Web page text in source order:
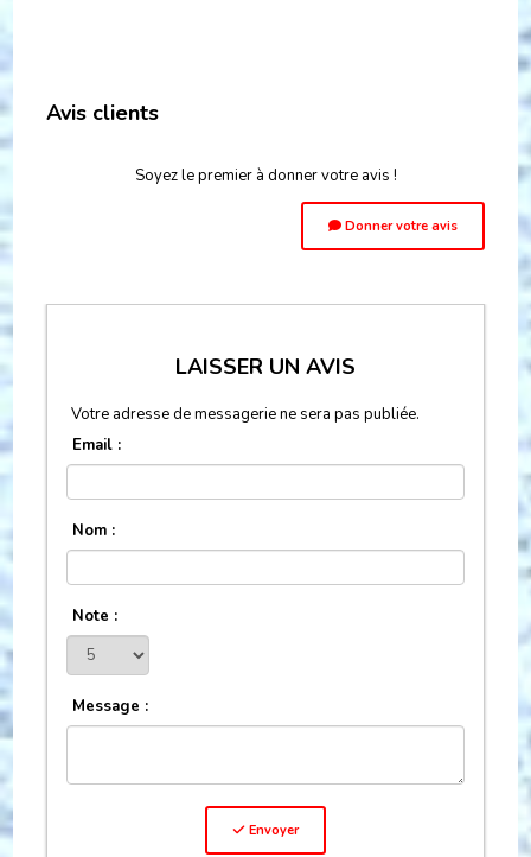
Avis clients
Soyez le premier à donner votre avis !
Donner votre avis
LAISSER UN AVIS
Votre adresse de messagerie ne sera pas publiée.
Email :
Nom :
Note :
Message :
Envoyer